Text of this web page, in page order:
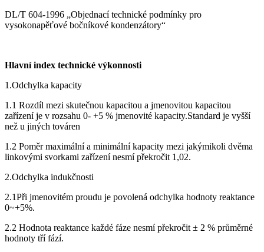
DL/T 604-1996 „Objednací technické podmínky pro
vysokonapěťové bočníkové kondenzátory“
Hlavní index technické výkonnosti
1.Odchylka kapacity
1.1 Rozdíl mezi skutečnou kapacitou a jmenovitou kapacitou
zařízení je v rozsahu 0- +5 % jmenovité kapacity.Standard je vyšší
než u jiných továren
1.2 Poměr maximální a minimální kapacity mezi jakýmikoli dvěma
linkovými svorkami zařízení nesmí překročit 1,02.
2.Odchylka indukčnosti
2.1Při jmenovitém proudu je povolená odchylka hodnoty reaktance
0~+5%.
2.2 Hodnota reaktance každé fáze nesmí překročit ± 2 % průměrné
hodnoty tří fází.